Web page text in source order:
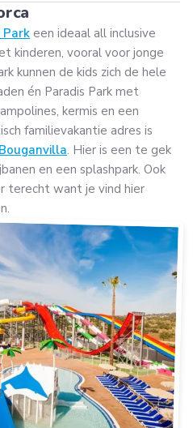
een ideaal all inclusive
kinderen, vooral voor jonge
kunnen de kids zich de hele
én Paradis Park met
kermis en een
familievakantie adres is
. Hier is een te gek
en een splashpark. Ook
terecht want je vind hier